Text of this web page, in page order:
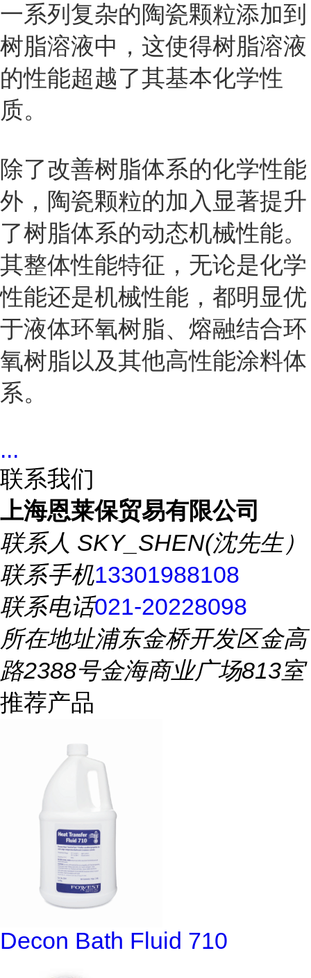
一系列复杂的陶瓷颗粒添加到
树脂溶液中，这使得树脂溶液
的性能超越了其基本化学性
质。
除了改善树脂体系的化学性能
外，陶瓷颗粒的加入显著提升
了树脂体系的动态机械性能。
其整体性能特征，无论是化学
性能还是机械性能，都明显优
于液体环氧树脂、熔融结合环
氧树脂以及其他高性能涂料体
系。
...
联系我们
上海恩莱保贸易有限公司
联系人 SKY_SHEN(沈先生）
联系手机13301988108
联系电话021-20228098
所在地址浦东金桥开发区金高
路2388号金海商业广场813室
推荐产品
Decon Bath Fluid 710